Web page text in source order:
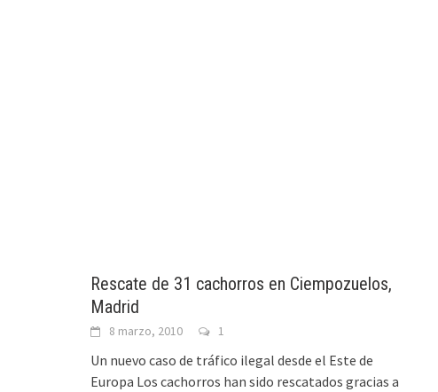
Rescate de 31 cachorros en Ciempozuelos,
Madrid
8 marzo, 2010 1
Un nuevo caso de tráfico ilegal desde el Este de
Europa Los cachorros han sido rescatados gracias a